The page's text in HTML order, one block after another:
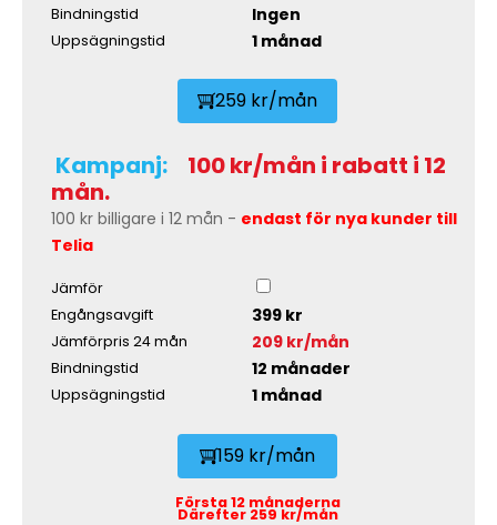
Bindningstid Ingen
Uppsägningstid 1 månad
259 kr/mån
Kampanj:
100 kr/mån i rabatt i 12
mån.
100 kr billigare i 12 mån - endast för nya kunder till
Telia
Jämför
Engångsavgift
399 kr
Jämförpris 24 mån 209 kr/mån
Bindningstid 12 månader
Uppsägningstid 1 månad
159 kr/mån
Första 12 månaderna
Därefter 259 kr/mån